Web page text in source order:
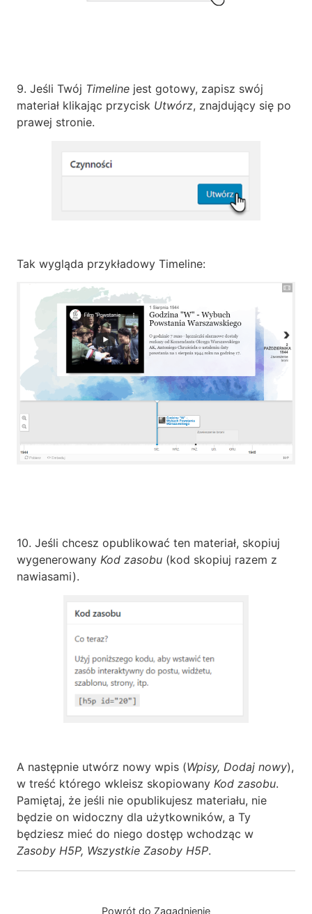
9. Jeśli Twój Timeline jest gotowy, zapisz swój
materiał klikając przycisk Utwórz, znajdujący się po
prawej stronie.
Tak wygląda przykładowy Timeline:
10. Jeśli chcesz opublikować ten materiał, skopiuj
wygenerowany Kod zasobu (kod skopiuj razem z
nawiasami).
A następnie utwórz nowy wpis (Wpisy, Dodaj nowy),
w treść którego wkleisz skopiowany Kod zasobu.
Pamiętaj, że jeśli nie opublikujesz materiału, nie
będzie on widoczny dla użytkowników, a Ty
będziesz mieć do niego dostęp wchodząc w
Zasoby H5P, Wszystkie Zasoby H5P.
Powrót do Zagadnienie